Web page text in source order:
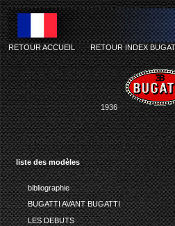
liste des modèles
bibliographie
BUGATTI AVANT BUGATTI
LES DEBUTS
RETOUR ACCUEIL-RETOUR INDEX
1936